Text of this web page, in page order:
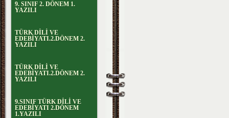
9. SINIF 2. DÖNEM 1.
YAZILI
TÜRK DİLİ VE
EDEBİYATI.2.DÖNEM 2.
YAZILI
TÜRK DİLİ VE
EDEBİYATI.2.DÖNEM 2.
YAZILI
9.SINIF TÜRK DİLİ VE
EDEBİYATI 2.DÖNEM
1.YAZILI